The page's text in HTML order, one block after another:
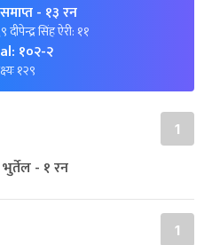
- १३ रन
सिंह ऐरी: ११
१०२-२
१२९
1
- १ रन
1